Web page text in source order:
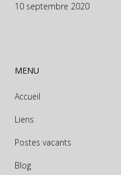
10 septembre 2020
MENU
Accueil
Liens
Postes vacants
Blog